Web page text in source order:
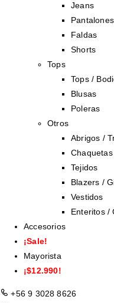
Jeans
Pantalones
Faldas
Shorts
Tops
Tops /
Blusas
Poleras
Otros
Abrigos /
Tejidos
Blazers /
Vestidos
Enteritos /
Accesorios
¡Sale!
Mayorista
¡$12.990!
+56 9 3028 8626